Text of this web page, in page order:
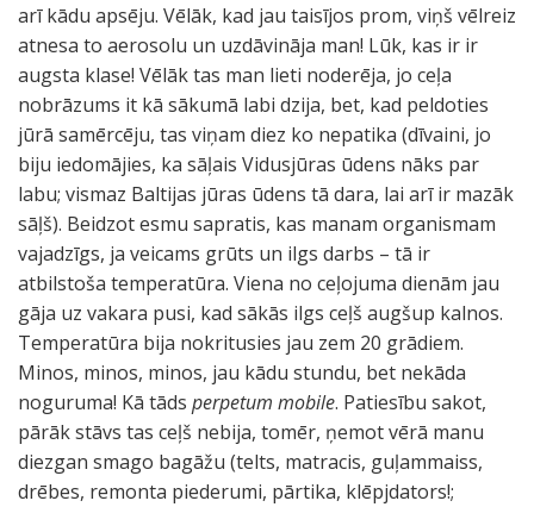
arī kādu apsēju. Vēlāk, kad jau taisījos prom, viņš vēlreiz
atnesa to aerosolu un uzdāvināja man! Lūk, kas ir ir
augsta klase! Vēlāk tas man lieti noderēja, jo ceļa
nobrāzums it kā sākumā labi dzija, bet, kad peldoties
jūrā samērcēju, tas viņam diez ko nepatika (dīvaini, jo
biju iedomājies, ka sāļais Vidusjūras ūdens nāks par
labu; vismaz Baltijas jūras ūdens tā dara, lai arī ir mazāk
sāļš). Beidzot esmu sapratis, kas manam organismam
vajadzīgs, ja veicams grūts un ilgs darbs – tā ir
atbilstoša temperatūra. Viena no ceļojuma dienām jau
gāja uz vakara pusi, kad sākās ilgs ceļš augšup kalnos.
Temperatūra bija nokritusies jau zem 20 grādiem.
Minos, minos, minos, jau kādu stundu, bet nekāda
noguruma! Kā tāds perpetum mobile. Patiesību sakot,
pārāk stāvs tas ceļš nebija, tomēr, ņemot vērā manu
diezgan smago bagāžu (telts, matracis, guļammaiss,
drēbes, remonta piederumi, pārtika, klēpjdators!;